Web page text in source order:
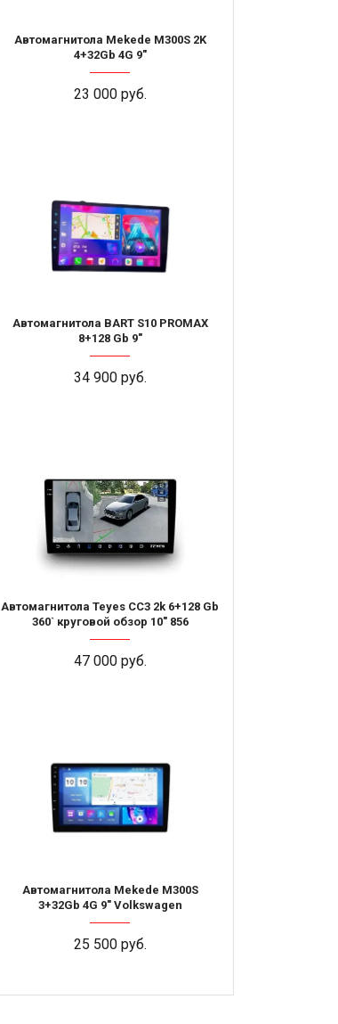
Автомагнитола Mekede M300S 2K
4+32Gb 4G 9"
23 000 руб.
Автомагнитола BART S10 PROMAX
8+128 Gb 9"
34 900 руб.
Автомагнитола Teyes CC3 2k 6+128 Gb
360` круговой обзор 10" 856
47 000 руб.
Автомагнитола Mekede M300S
3+32Gb 4G 9" Volkswagen
25 500 руб.